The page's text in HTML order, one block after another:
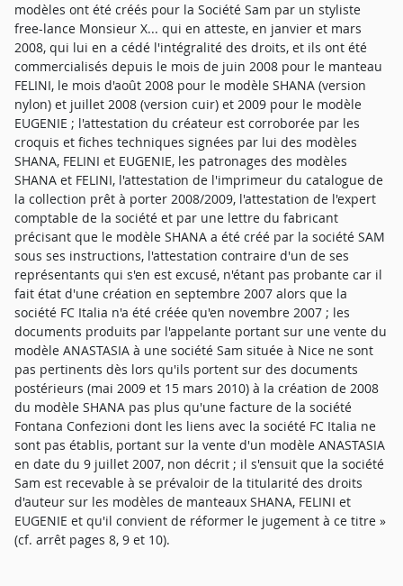
modèles ont été créés pour la Société Sam par un styliste
free-lance Monsieur X... qui en atteste, en janvier et mars
2008, qui lui en a cédé l'intégralité des droits, et ils ont été
commercialisés depuis le mois de juin 2008 pour le manteau
FELINI, le mois d'août 2008 pour le modèle SHANA (version
nylon) et juillet 2008 (version cuir) et 2009 pour le modèle
EUGENIE ; l'attestation du créateur est corroborée par les
croquis et fiches techniques signées par lui des modèles
SHANA, FELINI et EUGENIE, les patronages des modèles
SHANA et FELINI, l'attestation de l'imprimeur du catalogue de
la collection prêt à porter 2008/2009, l'attestation de l'expert
comptable de la société et par une lettre du fabricant
précisant que le modèle SHANA a été créé par la société SAM
sous ses instructions, l'attestation contraire d'un de ses
représentants qui s'en est excusé, n'étant pas probante car il
fait état d'une création en septembre 2007 alors que la
société FC Italia n'a été créée qu'en novembre 2007 ; les
documents produits par l'appelante portant sur une vente du
modèle ANASTASIA à une société Sam située à Nice ne sont
pas pertinents dès lors qu'ils portent sur des documents
postérieurs (mai 2009 et 15 mars 2010) à la création de 2008
du modèle SHANA pas plus qu'une facture de la société
Fontana Confezioni dont les liens avec la société FC Italia ne
sont pas établis, portant sur la vente d'un modèle ANASTASIA
en date du 9 juillet 2007, non décrit ; il s'ensuit que la société
Sam est recevable à se prévaloir de la titularité des droits
d'auteur sur les modèles de manteaux SHANA, FELINI et
EUGENIE et qu'il convient de réformer le jugement à ce titre »
(cf. arrêt pages 8, 9 et 10).